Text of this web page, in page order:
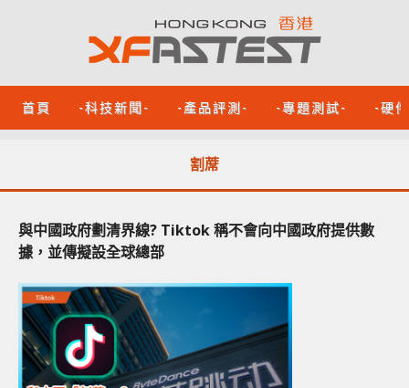
首頁 -科技新聞- -產品評測- -專題測試- -硬
割蓆
與中國政府劃清界線? Tiktok 稱不會向中國政府提供數
據，並傳擬設全球總部